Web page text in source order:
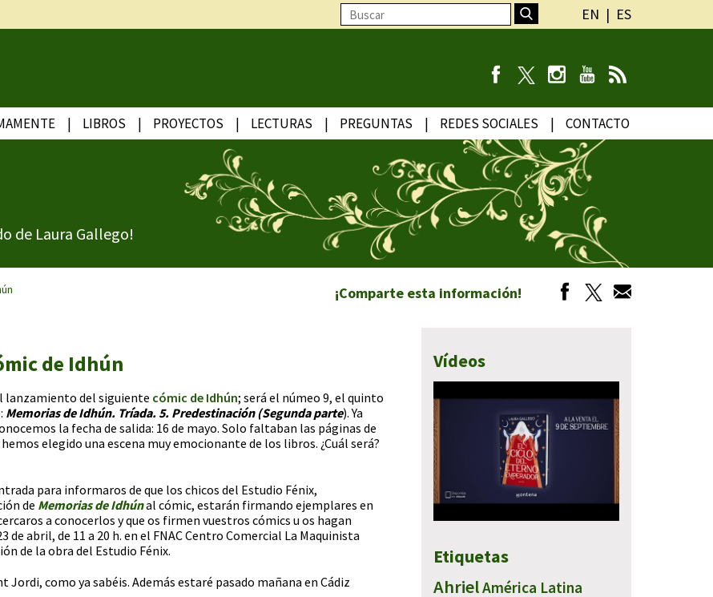
EN ES
LIBROS PROYECTOS LECTURAS PREGUNTAS REDES SOCIALES CONTACTO
de Laura Gallego!
¡Comparte esta información!
de Idhún
lanzamiento del siguiente cómic de Idhún; será el númeo 9, el quinto
Memorias de Idhún. Tríada. 5. Predestinación (Segunda parte). Ya
la fecha de salida: 16 de mayo. Solo faltaban las páginas de
elegido una escena muy emocionante de los libros. ¿Cuál será?
para informaros de que los chicos del Estudio Fénix,
de Memorias de Idhúnal cómic, estarán firmando ejemplares en
a conocerlos y que os firmen vuestros cómics u os hagan
abril, de 11 a 20 h. en el FNAC Centro Comercial La Maquinista
de la obra del Estudio Fénix.
como ya sabéis. Además estaré pasado mañana en Cádiz
Vídeos
Etiquetas
AhrielAmérica Latina